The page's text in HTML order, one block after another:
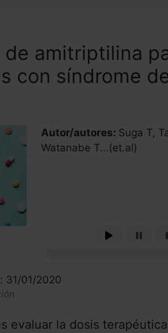
amitriptilina
con síndrome
Autor/autores: Suga T,
Watanabe T...(et.al)
31/01/2020
evaluar la dosis